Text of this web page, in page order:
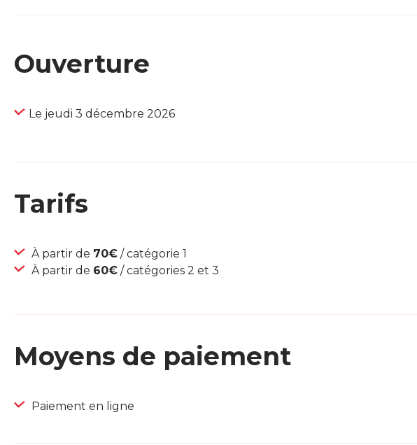
Ouverture
Le jeudi 3 décembre 2026
Tarifs
À partir de 70€ / catégorie 1
À partir de 60€ / catégories 2 et 3
Moyens de paiement
Paiement en ligne